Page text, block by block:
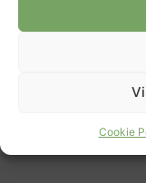
Cookie
campione